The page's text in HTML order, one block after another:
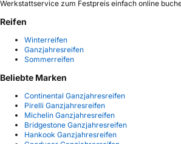
Werkstattservice zum Festpreis einfach online
Reifen
Winterreifen
Ganzjahresreifen
Sommerreifen
Beliebte Marken
Continental Ganzjahresreifen
Pirelli Ganzjahresreifen
Michelin Ganzjahresreifen
Bridgestone Ganzjahresreifen
Hankook Ganzjahresreifen